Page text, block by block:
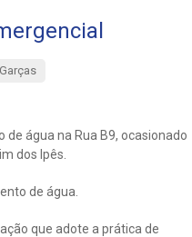
água na Rua B9, ocasionado
dos Ipês.
de água.
que adote a prática de